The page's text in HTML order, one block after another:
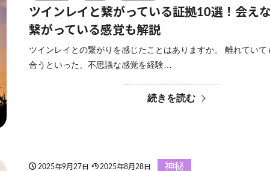
ツインレイと繋がっている証拠10選！会え
繋がっている感覚も解説
ツインレイとの繋がりを感じたことはありますか。 離れていて
合うといった、不思議な感覚を経験…
続きを読む
2025年9月27日 2025年8月28日 神秘